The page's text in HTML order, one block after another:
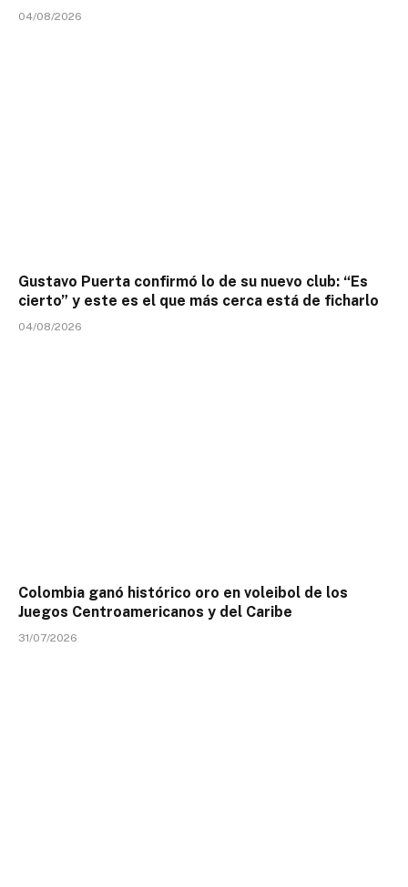
04/08/2026
Gustavo Puerta confirmó lo de su nuevo club: “Es
cierto” y este es el que más cerca está de ficharlo
04/08/2026
Colombia ganó histórico oro en voleibol de los
Juegos Centroamericanos y del Caribe
31/07/2026